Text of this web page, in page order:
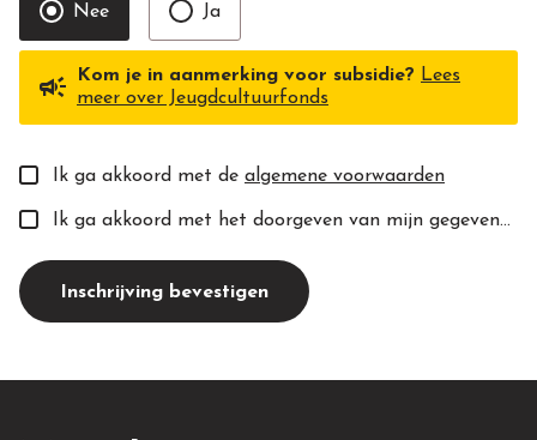
Nee Ja
campaign Kom je in aanmerking voor subsidie? Lees
meer over Jeugdcultuurfonds
Ik ga akkoord met de algemene voorwaarden
Ik ga akkoord met het doorgeven van mijn gegevens aan de toekomstige docent(e).
Inschrijving bevestigen